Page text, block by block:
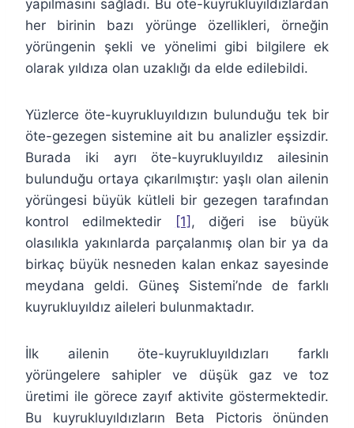
yapılmasını sağladı. Bu öte-kuyrukluyıldızlardan
her birinin bazı yörünge özellikleri, örneğin
yörüngenin şekli ve yönelimi gibi bilgilere ek
olarak yıldıza olan uzaklığı da elde edilebildi.
Yüzlerce öte-kuyrukluyıldızın bulunduğu tek bir
öte-gezegen sistemine ait bu analizler eşsizdir.
Burada iki ayrı öte-kuyrukluyıldız ailesinin
bulunduğu ortaya çıkarılmıştır: yaşlı olan ailenin
yörüngesi büyük kütleli bir gezegen tarafından
kontrol edilmektedir
[1] , diğeri ise büyük
olasılıkla yakınlarda parçalanmış olan bir ya da
birkaç büyük nesneden kalan enkaz sayesinde
meydana geldi. Güneş Sistemi’nde de farklı
kuyrukluyıldız aileleri bulunmaktadır.
İlk ailenin öte-kuyrukluyıldızları farklı
yörüngelere sahipler ve düşük gaz ve toz
üretimi ile görece zayıf aktivite göstermektedir.
Bu kuyrukluyıldızların Beta Pictoris önünden